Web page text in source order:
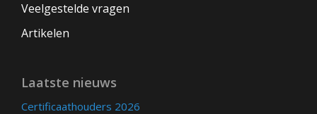
Veelgestelde vragen
Artikelen
Laatste nieuws
Certificaathouders 2026